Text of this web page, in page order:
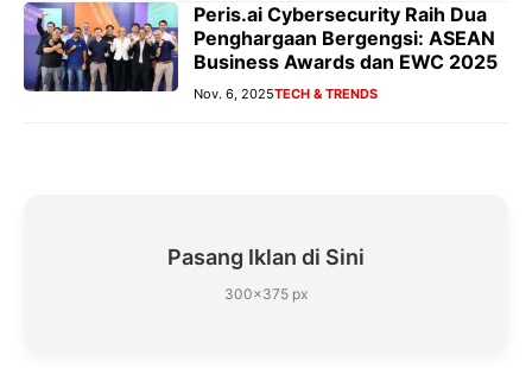
Peris.ai Cybersecurity Raih Dua
Penghargaan Bergengsi: ASEAN
Business Awards dan EWC 2025
Nov. 6, 2025TECH & TRENDS
Pasang Iklan di Sini
300×375 px